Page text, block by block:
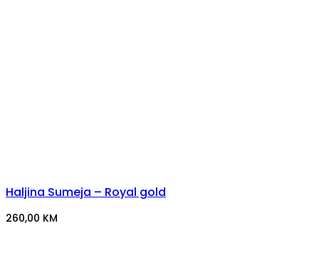
Haljina Sumeja – Royal gold
260,00 KM